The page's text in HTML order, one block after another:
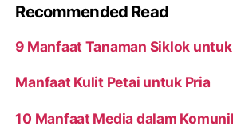
Recommended Read
9 Manfaat Tanaman Siklok
Manfaat Kulit Petai untuk Pria
10 Manfaat Media dalam